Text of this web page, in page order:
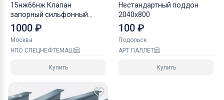
15нж66нж Клапан
запорный сильфонный
фланцевый
1000 ₽
Москва
НПО СПЕЦНЕФТЕМАШ
Купить
Нестандартный поддон
2040х800
100 ₽
Подольск
АРТ ПАЛЛЕТ
Купить